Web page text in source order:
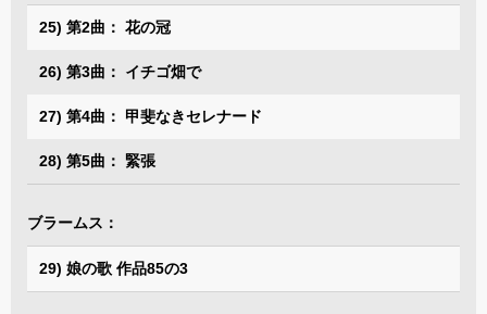
25) 第2曲： 花の冠
26) 第3曲： イチゴ畑で
27) 第4曲： 甲斐なきセレナード
28) 第5曲： 緊張
ブラームス：
29) 娘の歌 作品85の3